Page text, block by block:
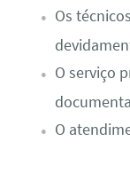
Os
O serviço
O